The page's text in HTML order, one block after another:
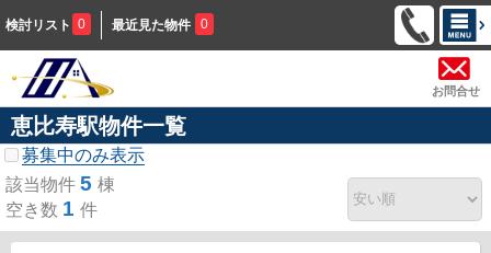
検討リスト 0 最近見た物件 0
お問合せ
恵比寿駅物件一覧
募集中のみ表示
該当物件 5 棟
空き数 1 件